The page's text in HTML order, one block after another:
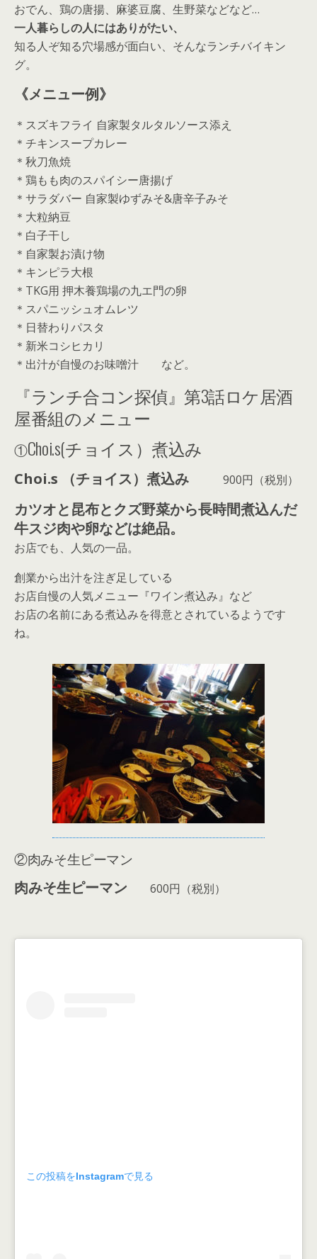
おでん、鶏の唐揚、麻婆豆腐、生野菜などなど…
一人暮らしの人にはありがたい、
知る人ぞ知る穴場感が面白い、そんなランチバイキン
グ。
《メニュー例》
＊スズキフライ 自家製タルタルソース添え
＊チキンスープカレー
＊秋刀魚焼
＊鶏もも肉のスパイシー唐揚げ
＊サラダバー 自家製ゆずみそ&唐辛子みそ
＊大粒納豆
＊白子干し
＊自家製お漬け物
＊キンピラ大根
＊TKG用 押木養鶏場の九エ門の卵
＊スパニッシュオムレツ
＊日替わりパスタ
＊新米コシヒカリ
＊出汁が自慢のお味噌汁 など。
『ランチ合コン探偵』第3話ロケ居酒
屋番組のメニュー
①Choi.s(チョイス）煮込み
Choi.s （チョイス）煮込み 900円（税別）
カツオと昆布とクズ野菜から長時間煮込んだ
牛スジ肉や卵などは絶品。
お店でも、人気の一品。
創業から出汁を注ぎ足している
お店自慢の人気メニュー『ワイン煮込み』など
お店の名前にある煮込みを得意とされているようです
ね。
②肉みそ生ピーマン
肉みそ生ピーマン 600円（税別）
この投稿をInstagramで見る